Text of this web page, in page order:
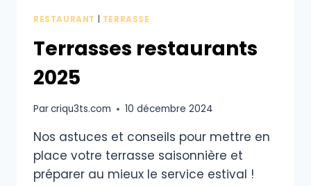
RESTAURANT TERRASSE
Terrasses restaurants
2025
Parcriqu3ts.com 10 décembre 2024
Nos astuces et conseils pour mettre en
place votre terrasse saisonnière et
préparer au mieux le service estival !